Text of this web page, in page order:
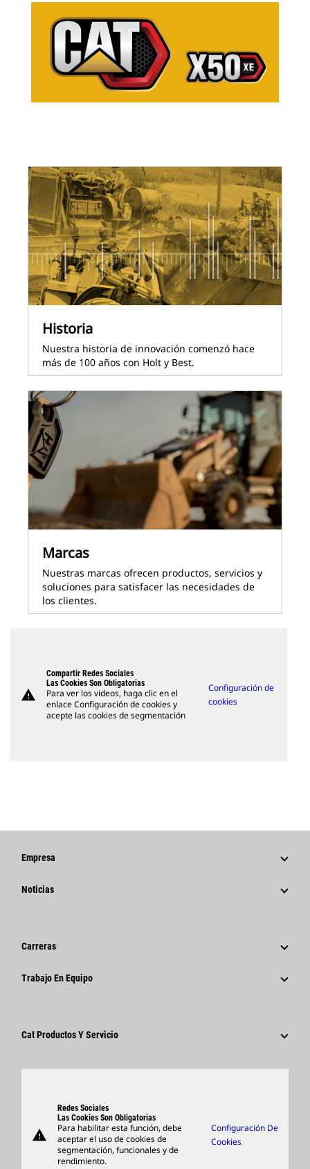
Historia
Nuestra historia de innovación comenzó hace
más de 100 años con Holt y Best.
Marcas
Nuestras marcas ofrecen productos, servicios y
soluciones para satisfacer las necesidades de
los clientes.
warning
Compartir Redes Sociales
Las Cookies Son Obligatorias
Para ver los videos, haga clic en el
enlace Configuración de cookies y
acepte las cookies de segmentación
Configuración de
cookies
Empresa
Estrategia
Código De Conducta
Innovación
Noticias
Comunicados De Prensa Corporativos
Carreras
¿Por Qué Caterpillar?
Trabajo En Equipo
Proveedores
Cat Productos Y Servicio
Support
Artículos
Encontrar Un Distribuidor
warning
Redes Sociales
Las Cookies Son Obligatorias
Para habilitar esta función, debe
aceptar el uso de cookies de
segmentación, funcionales y de
rendimiento.
Configuración De
Cookies